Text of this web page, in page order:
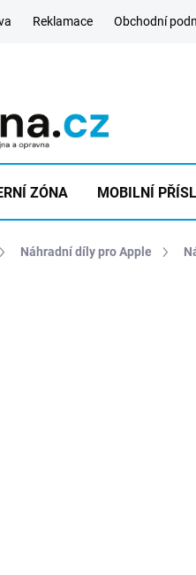
Reklamace Obchodní
ZÓNA MOBILNÍ
Náhradní díly pro Apple